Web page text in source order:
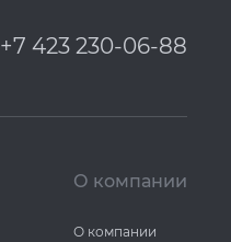
+7 423 230-06-88
О компании
О компании